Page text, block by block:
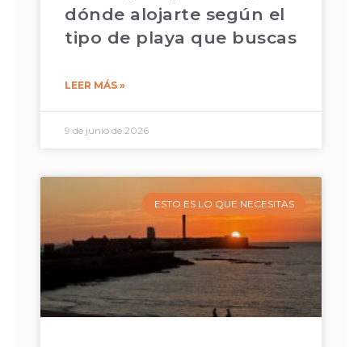
dónde alojarte según el
tipo de playa que buscas
LEER MÁS »
9 de junio de 2026
ESTO ES LO QUE NECESITAS